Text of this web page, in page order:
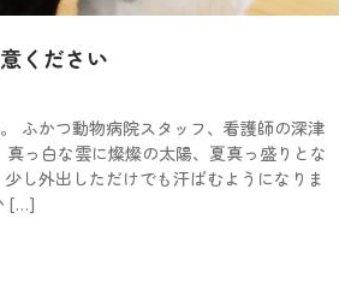
15:00-19:00｜木曜休診
321-2565
ください
ふかつ動物病院スタッフ、看護師の深津
っ白な雲に燦燦の太陽、夏真っ盛りとな
し外出しただけでも汗ばむようになりま
[…]